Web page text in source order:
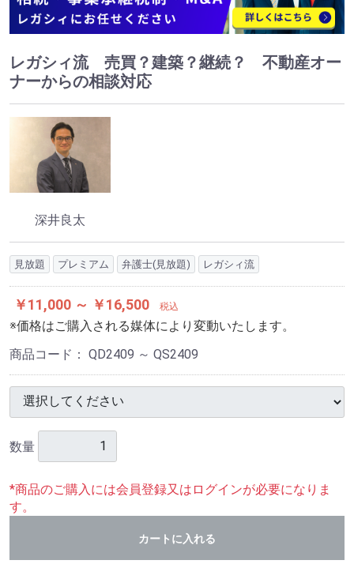
レガシィ流 売買？建築？継続？ 不動産オー
ナーからの相談対応
深井良太
見放題 プレミアム 弁護士(見放題) レガシィ流
￥11,000 ～ ￥16,500 税込
※価格はご購入される媒体により変動いたします。
商品コード： QD2409 ～ QS2409
数量
*商品のご購入には会員登録又はログインが必要になりま
す。
カートに入れる